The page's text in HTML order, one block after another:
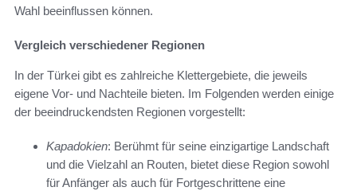
Wahl beeinflussen können.
Vergleich verschiedener Regionen
In der Türkei gibt es zahlreiche Klettergebiete, die jeweils
eigene Vor- und Nachteile bieten. Im Folgenden werden einige
der beeindruckendsten Regionen vorgestellt:
Kapadokien: Berühmt für seine einzigartige Landschaft
und die Vielzahl an Routen, bietet diese Region sowohl
für Anfänger als auch für Fortgeschrittene eine